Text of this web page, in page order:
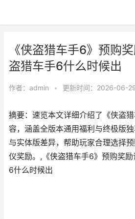
《侠盗猎车手6》预购
盗猎车手6什么时候出
作者： admin • 更新时间：2026-06-
摘要：速览本文详细介绍了《侠盗
容，涵盖全版本通用福利与终极版
与实体版差异，帮助玩家合理选择
仪奖励。,《侠盗猎车手6》预购奖
6什么时候出